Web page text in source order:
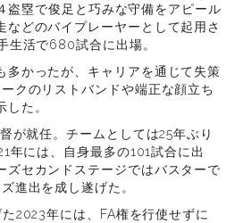
塁で俊足と巧みな守備をアピール
などのバイプレーヤーとして起用さ
生活で680試合に出場。
多かったが、キャリアを通じて失策
クのリストバンドや端正な顔立ち
た。
が就任。チームとしては25年ぶり
年には、自身最多の101試合に出
ズセカンドステージではバスターで
進出を成し遂げた。
2023年には、FA権を行使せずに